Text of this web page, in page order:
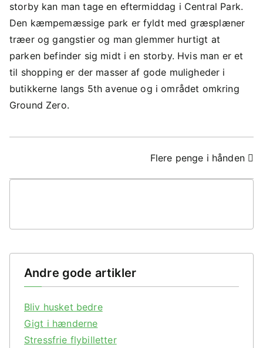
storby kan man tage en eftermiddag i Central Park.
Den kæmpemæssige park er fyldt med græsplæner
træer og gangstier og man glemmer hurtigt at
parken befinder sig midt i en storby. Hvis man er et
til shopping er der masser af gode muligheder i
butikkerne langs 5th avenue og i området omkring
Ground Zero.
IndlægsnavigationFlere penge i hånden
Andre gode artikler
Bliv husket bedre
Gigt i hænderne
Stressfrie flybilletter